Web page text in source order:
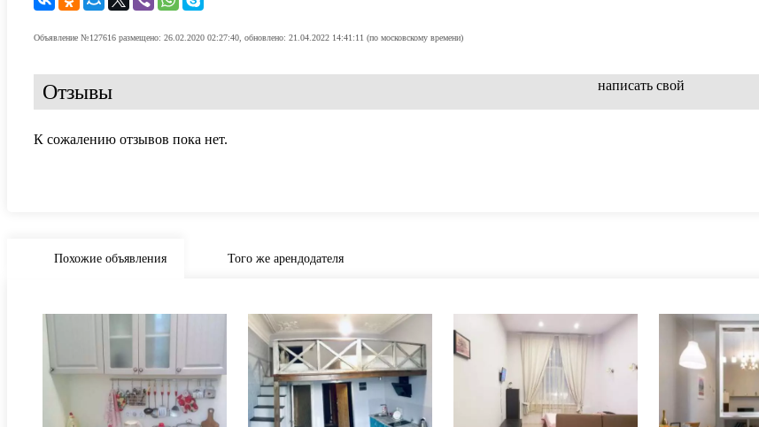
Объявление №127616 размещено: 26.02.2020 02:27:40, обновлено: 21.04.2022 14:41:11 (по московскому времени)
Отзывы написать свой
К сожалению отзывов пока нет.
Похожие объявления Того же арендодателя